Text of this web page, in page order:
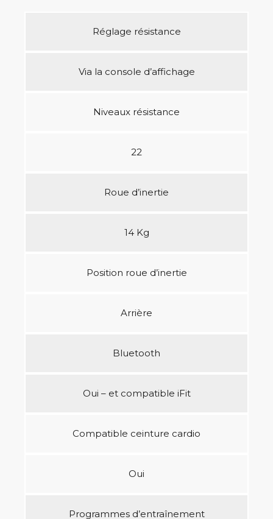
Réglage résistance
Via la console d’affichage
Niveaux résistance
22
Roue d’inertie
14 Kg
Position roue d’inertie
Arrière
Bluetooth
Oui – et compatible iFit
Compatible ceinture cardio
Oui
Programmes d’entraînement